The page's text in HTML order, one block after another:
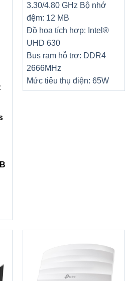
3.30/4.80 GHz Bộ nhớ
đệm: 12 MB
Đồ họa tích hợp: Intel®
UHD 630
Bus ram hỗ trợ: DDR4
2666MHz
Mức tiêu thụ điện: 65W